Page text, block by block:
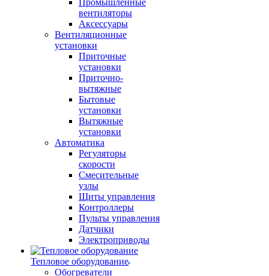
Промышленные
вентиляторы
Аксессуары
Вентиляционные
установки
Приточные
установки
Приточно-
вытяжные
Бытовые
установки
Вытяжные
установки
Автоматика
Регуляторы
скорости
Смесительные
узлы
Щиты управления
Контроллеры
Пульты управления
Датчики
Электроприводы
Тепловое оборудование
Обогреватели